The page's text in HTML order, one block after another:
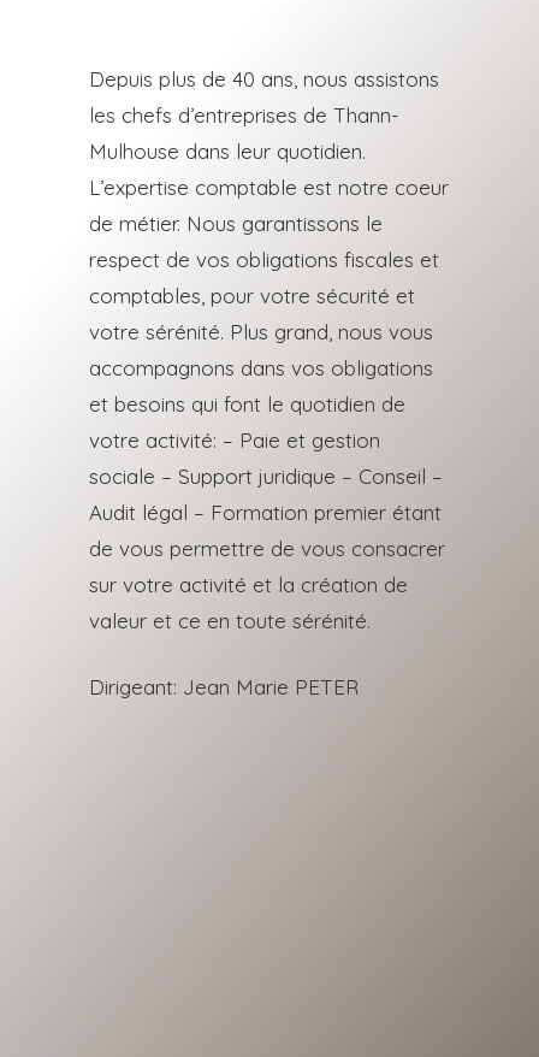
Depuis plus de 40 ans, nous assistons
les chefs d’entreprises de Thann-
Mulhouse dans leur quotidien.
L’expertise comptable est notre coeur
de métier. Nous garantissons le
respect de vos obligations fiscales et
comptables, pour votre sécurité et
votre sérénité. Plus grand, nous vous
accompagnons dans vos obligations
et besoins qui font le quotidien de
votre activité: – Paie et gestion
sociale – Support juridique – Conseil –
Audit légal – Formation premier étant
de vous permettre de vous consacrer
sur votre activité et la création de
valeur et ce en toute sérénité.
Dirigeant: Jean Marie PETER